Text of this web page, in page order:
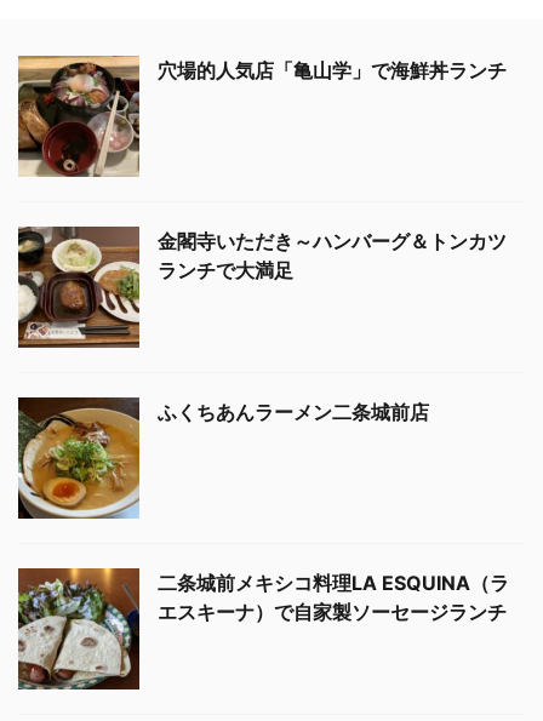
穴場的人気店「亀山学」で海鮮丼ランチ
金閣寺いただき～ハンバーグ＆トンカツ
ランチで大満足
ふくちあんラーメン二条城前店
二条城前メキシコ料理LA ESQUINA（ラ
エスキーナ）で自家製ソーセージランチ